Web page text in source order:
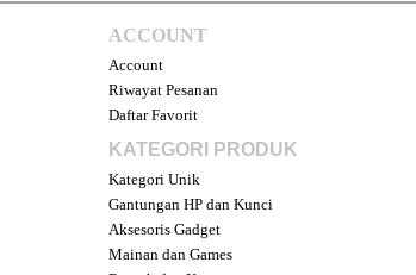
ACCOUNT
Account
Riwayat Pesanan
Daftar Favorit
KATEGORI PRODUK
Kategori Unik
Gantungan HP dan Kunci
Aksesoris Gadget
Mainan dan Games